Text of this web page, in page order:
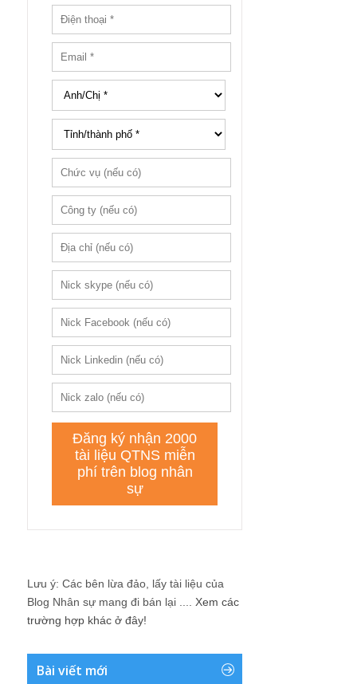
Lưu ý: Các bên lừa đảo, lấy tài liệu của
Blog Nhân sự mang đi bán lại .... Xem các
trường hợp khác ở đây!
Bài viết mới